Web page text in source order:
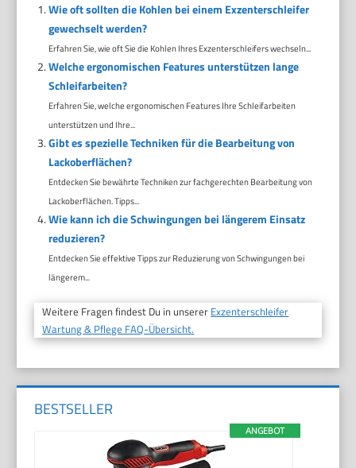
Wie oft sollten die Kohlen bei einem Exzenterschleifer
gewechselt werden?
Erfahren Sie, wie oft Sie die Kohlen Ihres Exzenterschleifers wechseln...
Welche ergonomischen Features unterstützen lange
Schleifarbeiten?
Erfahren Sie, welche ergonomischen Features Ihre Schleifarbeiten
unterstützen und Ihre...
Gibt es spezielle Techniken für die Bearbeitung von
Lackoberflächen?
Entdecken Sie bewährte Techniken zur fachgerechten Bearbeitung von
Lackoberflächen. Tipps...
Wie kann ich die Schwingungen bei längerem Einsatz
reduzieren?
Entdecken Sie effektive Tipps zur Reduzierung von Schwingungen bei
längerem...
Weitere Fragen findest Du in unserer Exzenterschleifer
Wartung & Pflege FAQ-Übersicht.
BESTSELLER
ANGEBOT